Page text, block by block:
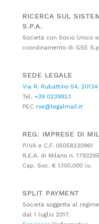
RICERCA SUL
S.P.A.
Società con Socio Unico
coordinamento di GSE
SEDE LEGALE
Via R. Rubattino 54,
Tel. +39 023992.1
PEC rse@legalmail.it
REG. IMPRESE DI
P.IVA e C.F. 05058230961
R.E.A. di Milano n. 1793295
Cap. Soc. € 1.100.000 i.v.
SPLIT PAYMENT
Società soggetta al
dal 1 luglio 2017.